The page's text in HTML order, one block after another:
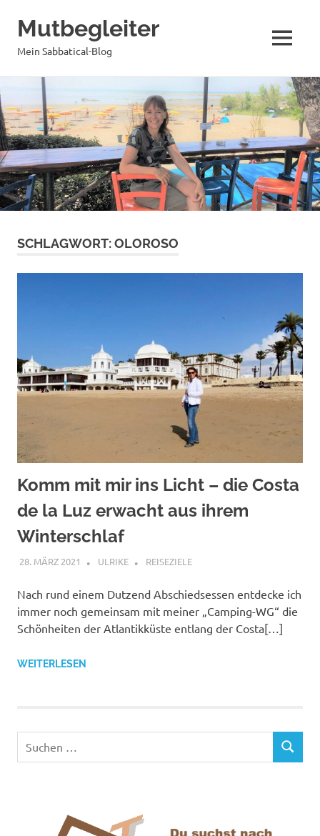
Inhalt
springen
Mutbegleiter
Mein Sabbatical-Blog MENÜ
SCHLAGWORT:OLOROSO
Komm mit mir ins Licht – die Costa
de la Luz erwacht aus ihrem
Winterschlaf
28. MÄRZ 2021 ULRIKE REISEZIELE
Nach rund einem Dutzend Abschiedsessen entdecke ich
immer noch gemeinsam mit meiner „Camping-WG“ die
Schönheiten der Atlantikküste entlang der Costa[…]
WEITERLESEN
Suchen
SUCHEN